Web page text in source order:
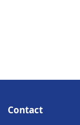
Contact